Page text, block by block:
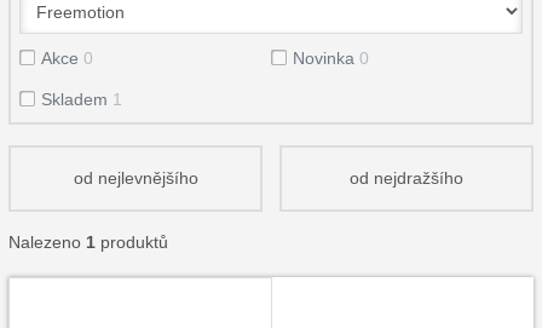
Akce 0 Novinka 0
Skladem 1
od nejlevnějšího od nejdražšího
Nalezeno 1 produktů